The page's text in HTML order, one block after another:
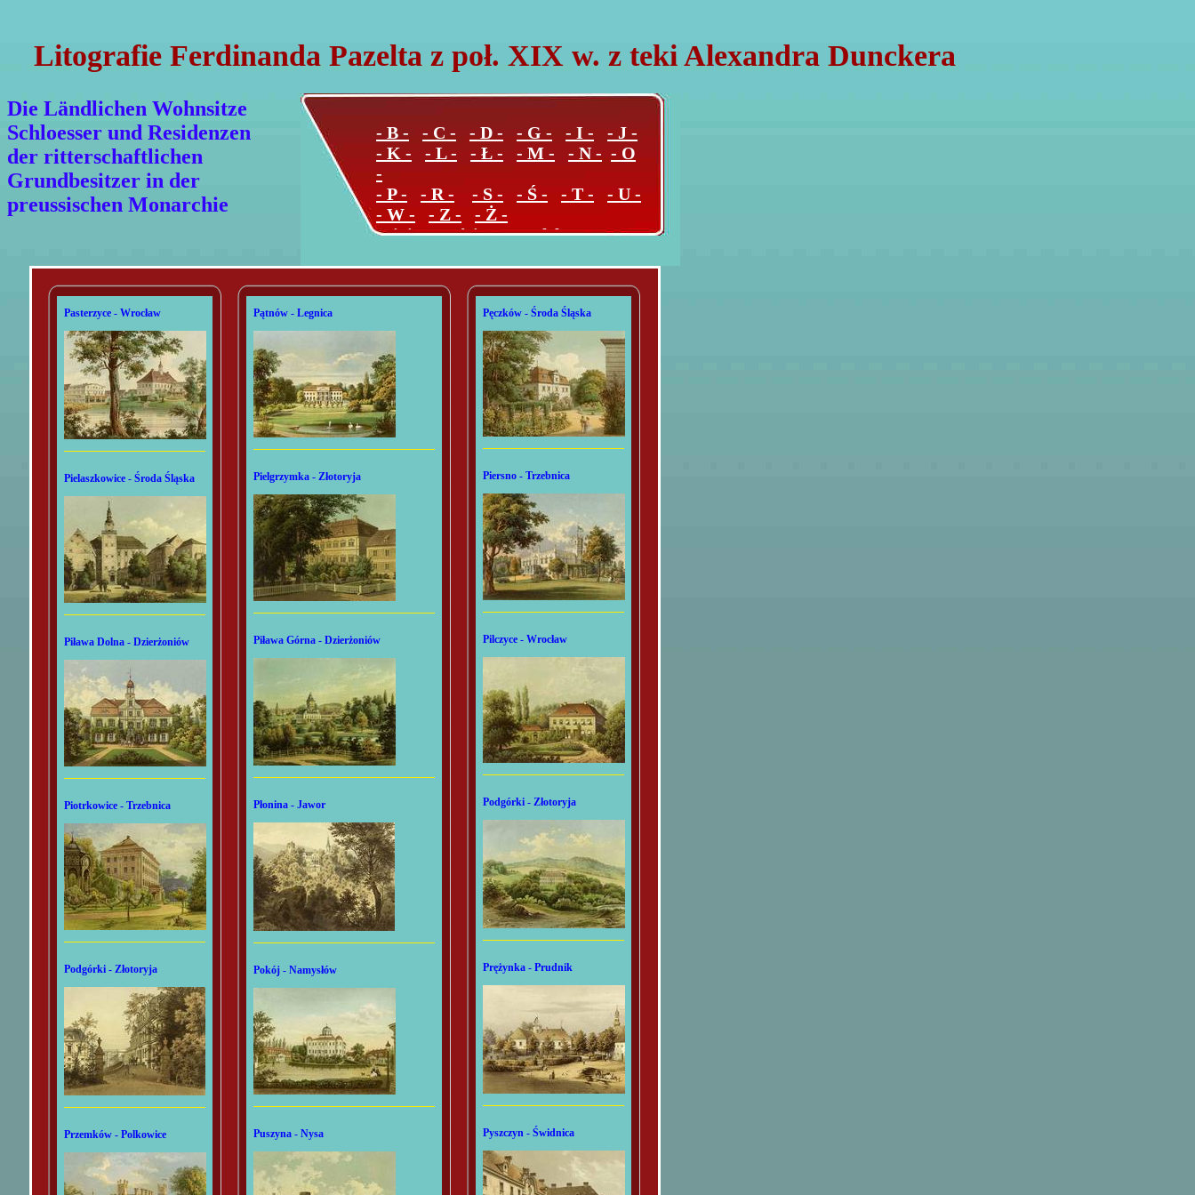
Litografie Ferdinanda Pazelta z poł. XIX w. z teki Alexandra Dunckera
Die Ländlichen Wohnsitze
Schloesser und Residenzen
der ritterschaftlichen
Grundbesitzer in der
preussischen Monarchie
- B - - C - - D - - G - - I -
- J -
- K -
- L - - Ł - - M - - N - - O
-
- P -
- R - - S - - Ś - - T -
- U -
- W -
- Z -
- Ż -
Miejscowości poza Polską
Pasterzyce - Wrocław
Pielaszkowice - Środa Śląska
Piława Dolna - Dzierżoniów
Piotrkowice - Trzebnica
Podgórki - Złotoryja
Przemków - Polkowice
Pątnów - Legnica
Pielgrzymka - Złotoryja
Piława Górna - Dzierżoniów
Płonina - Jawor
Pokój - Namysłów
Puszyna - Nysa
Pęczków - Środa Śląska
Piersno - Trzebnica
Pilczyce - Wrocław
Podgórki - Złotoryja
Prężynka - Prudnik
Pyszczyn - Świdnica